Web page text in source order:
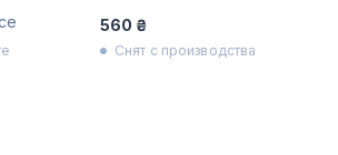
560 ₴
Снят с производства